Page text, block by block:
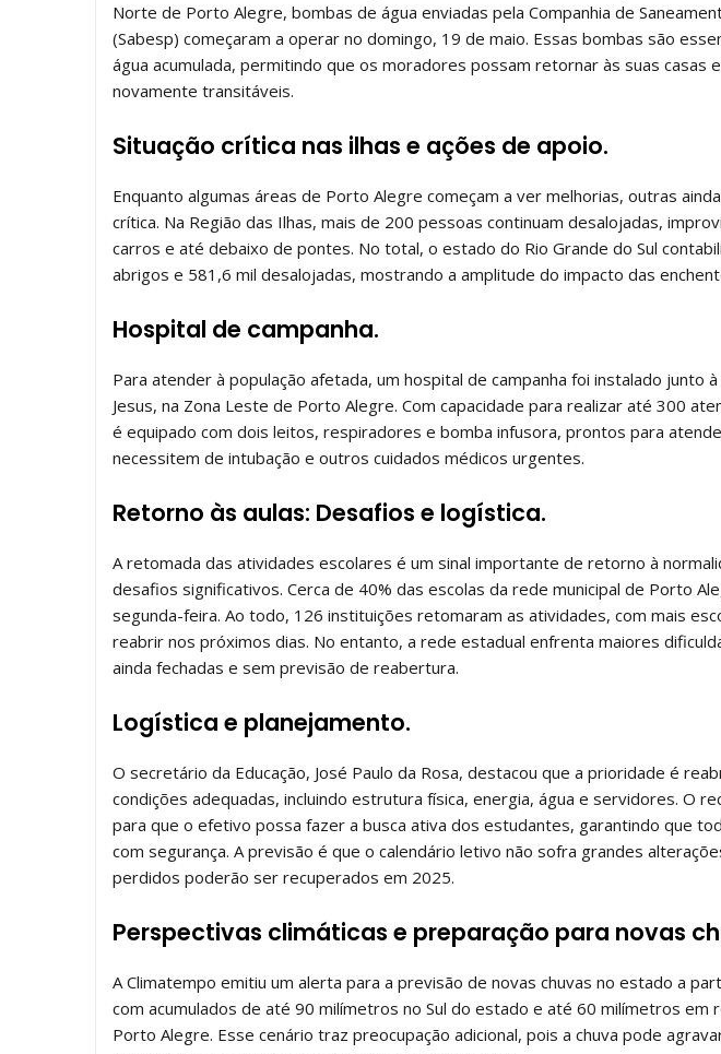
Norte de Porto Alegre, bombas de água enviadas pela Companhia de
(Sabesp) começaram a operar no domingo, 19 de maio. Essas bombas são
água acumulada, permitindo que os moradores possam retornar às suas casas
novamente transitáveis.
Situação crítica nas ilhas e ações de apoio.
Enquanto algumas áreas de Porto Alegre começam a ver melhorias, outras
crítica. Na Região das Ilhas, mais de 200 pessoas continuam desalojadas,
carros e até debaixo de pontes. No total, o estado do Rio Grande do Sul
abrigos e 581,6 mil desalojadas, mostrando a amplitude do impacto das
Hospital de campanha.
Para atender à população afetada, um hospital de campanha foi instalado junto
Jesus, na Zona Leste de Porto Alegre. Com capacidade para realizar até 300
é equipado com dois leitos, respiradores e bomba infusora, prontos para
necessitem de intubação e outros cuidados médicos urgentes.
Retorno às aulas: Desafios e logística.
A retomada das atividades escolares é um sinal importante de retorno à
desafios significativos. Cerca de 40% das escolas da rede municipal de Porto
segunda-feira. Ao todo, 126 instituições retomaram as atividades, com mais
reabrir nos próximos dias. No entanto, a rede estadual enfrenta maiores
ainda fechadas e sem previsão de reabertura.
Logística e planejamento.
O secretário da Educação, José Paulo da Rosa, destacou que a prioridade é
condições adequadas, incluindo estrutura física, energia, água e servidores. O
para que o efetivo possa fazer a busca ativa dos estudantes, garantindo que
com segurança. A previsão é que o calendário letivo não sofra grandes
perdidos poderão ser recuperados em 2025.
Perspectivas climáticas e preparação para novas
A Climatempo emitiu um alerta para a previsão de novas chuvas no estado a
com acumulados de até 90 milímetros no Sul do estado e até 60 milímetros em
Porto Alegre. Esse cenário traz preocupação adicional, pois a chuva pode